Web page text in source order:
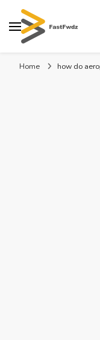
Home how do